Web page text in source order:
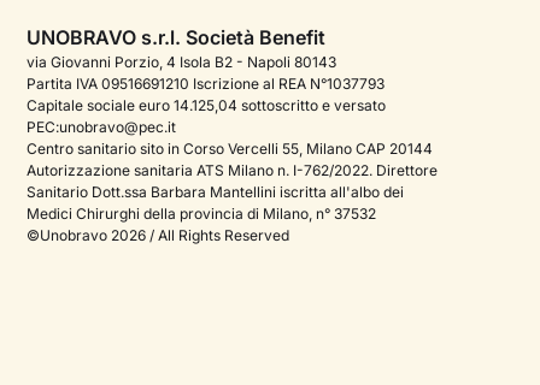
Podcast di psicologia
Corporate
Psicologo italiano all'estero
Approfondimenti sulla salute mentale
Sala stampa
Gestisci cookie
UNOBRAVO s.r.l. Società Benefit
via Giovanni Porzio, 4 Isola B2 - Napoli 80143
Partita IVA 09516691210 Iscrizione al REA N°1037793
Capitale sociale euro 14.125,04 sottoscritto e versato
PEC:unobravo@pec.it
Centro sanitario sito in Corso Vercelli 55, Milano CAP 20144
Autorizzazione sanitaria ATS Milano n. I-762/2022. Direttore
Sanitario Dott.ssa Barbara Mantellini iscritta all'albo dei
Medici Chirurghi della provincia di Milano, n° 37532
©Unobravo 2026 / All Rights Reserved